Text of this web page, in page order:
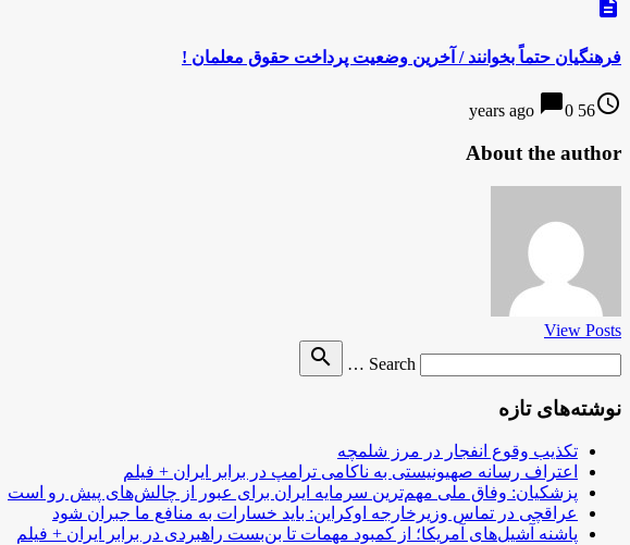
description
فرهنگیان حتماً بخوانند / آخرین وضعیت پرداخت حقوق معلمان !
access_time
56 years ago
chat_bubble0
About the author
View Posts
Search …
search
نوشته‌های تازه
تکذیب وقوع انفجار در مرز شلمچه
اعتراف رسانه صهیونیستی به ناکامی ترامپ در برابر ایران + فیلم
پزشکیان: وفاق ملی مهم‌ترین سرمایه ایران برای عبور از چالش‌های پیش رو است
عراقچی در تماس وزیرخارجه اوکراین: باید خسارات به منافع ما جبران شود
پاشنه آشیل‌های آمریکا؛ از کمبود مهمات تا بن‌بست راهبردی در برابر ایران + فیلم